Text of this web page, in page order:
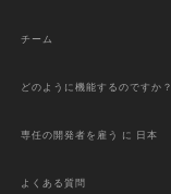
チーム
どのように機能するのですか？
専任の開発者を雇う に 日本
よくある質問